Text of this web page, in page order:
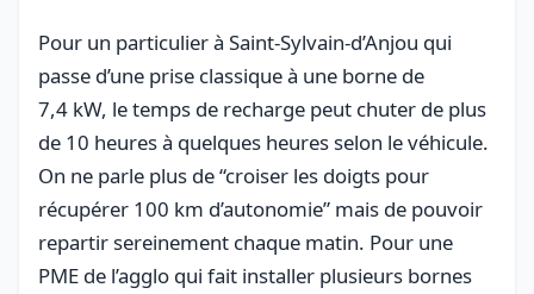
Pour un particulier à Saint-Sylvain-d’Anjou qui
passe d’une prise classique à une borne de
7,4 kW, le temps de recharge peut chuter de plus
de 10 heures à quelques heures selon le véhicule.
On ne parle plus de “croiser les doigts pour
récupérer 100 km d’autonomie” mais de pouvoir
repartir sereinement chaque matin. Pour une
PME de l’agglo qui fait installer plusieurs bornes